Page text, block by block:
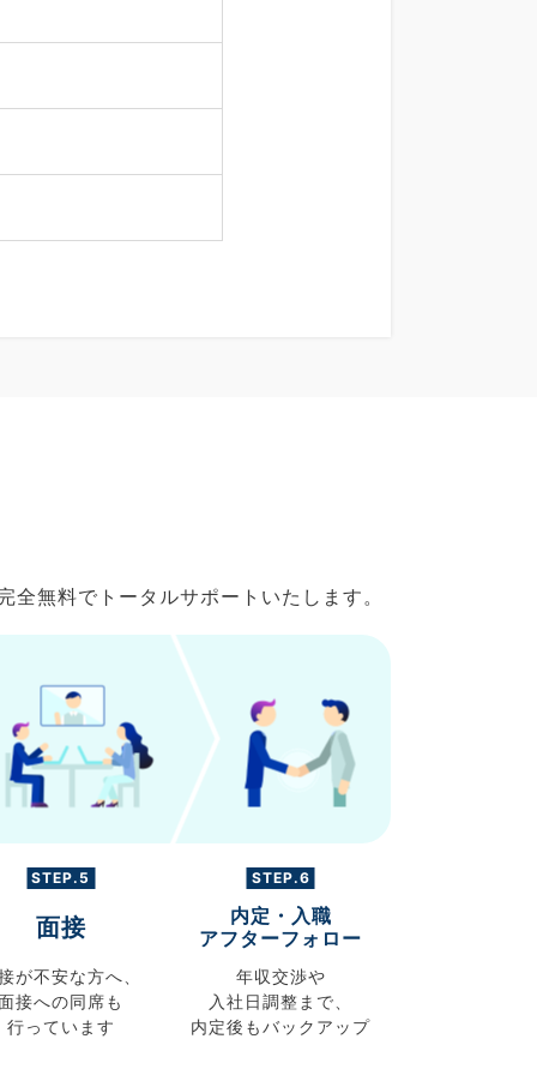
無料でトータルサポートいたします。
STEP.5
面接
が不安な方へ、
接への同席も
行っています
STEP.6
内定・入職
アフターフォロー
年収交渉や
入社日調整まで、
内定後もバックアップ